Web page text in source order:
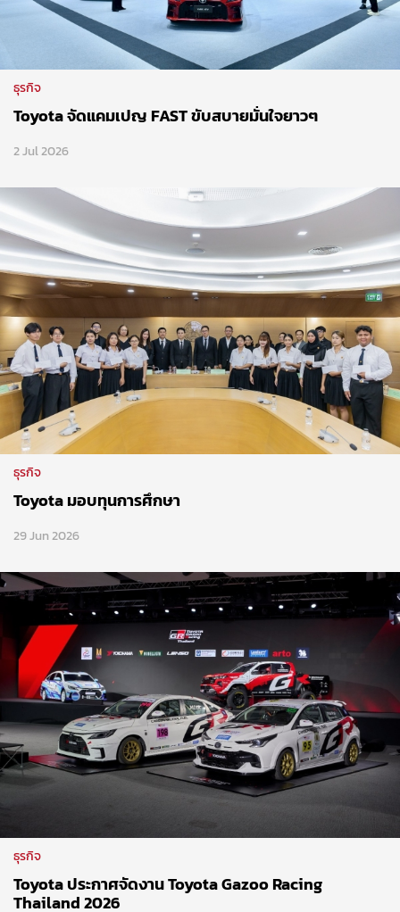
ธุรกิจ
Toyota จัดแคมเปญ FAST ขับสบายมั่นใจยาวๆ
2 Jul 2026
ธุรกิจ
Toyota มอบทุนการศึกษา
29 Jun 2026
ธุรกิจ
Toyota ประกาศจัดงาน Toyota Gazoo Racing
Thailand 2026